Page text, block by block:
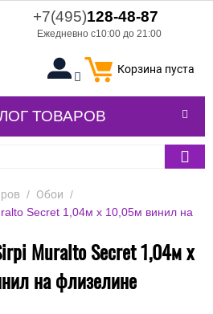
+7(495)128-48-87
Ежедневно с10:00 до 21:00
Корзина пуста
ТОВАРОВ
/ Обои /
Secret 1,04м х 10,05м винил на
Muralto Secret 1,04м х
на флизелине